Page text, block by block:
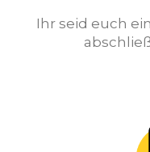
Ihr seid euch